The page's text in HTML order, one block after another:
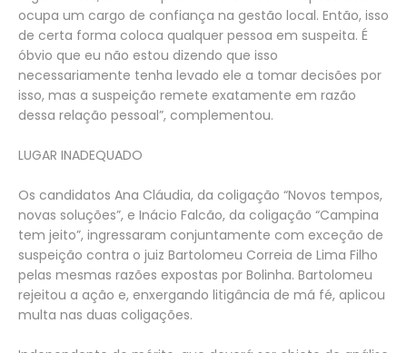
ocupa um cargo de confiança na gestão local. Então, isso
de certa forma coloca qualquer pessoa em suspeita. É
óbvio que eu não estou dizendo que isso
necessariamente tenha levado ele a tomar decisões por
isso, mas a suspeição remete exatamente em razão
dessa relação pessoal”, complementou.
LUGAR INADEQUADO
Os candidatos Ana Cláudia, da coligação “Novos tempos,
novas soluções”, e Inácio Falcão, da coligação “Campina
tem jeito”, ingressaram conjuntamente com exceção de
suspeição contra o juiz Bartolomeu Correia de Lima Filho
pelas mesmas razões expostas por Bolinha. Bartolomeu
rejeitou a ação e, enxergando litigância de má fé, aplicou
multa nas duas coligações.